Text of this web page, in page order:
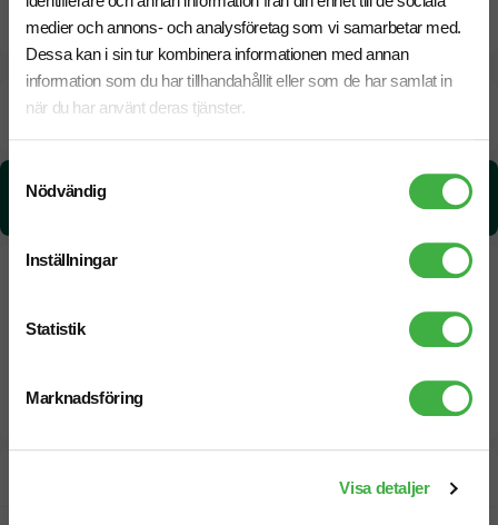
medier och annons- och analysföretag som vi samarbetar med.
Dessa kan i sin tur kombinera informationen med annan
information som du har tillhandahållit eller som de har samlat in
när du har använt deras tjänster.
Nödvändig
Inställningar
Statistik
Marknadsföring
Visa detaljer
17 Augusti Beräknad leveranstid:
CO₂e -avtryck: